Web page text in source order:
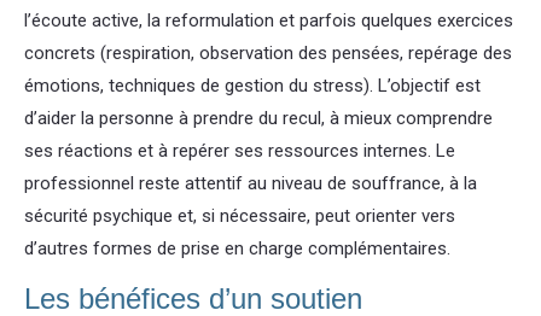
l’écoute active, la reformulation et parfois quelques exercices
concrets (respiration, observation des pensées, repérage des
émotions, techniques de gestion du stress). L’objectif est
d’aider la personne à prendre du recul, à mieux comprendre
ses réactions et à repérer ses ressources internes. Le
professionnel reste attentif au niveau de souffrance, à la
sécurité psychique et, si nécessaire, peut orienter vers
d’autres formes de prise en charge complémentaires.
Les bénéfices d’un soutien